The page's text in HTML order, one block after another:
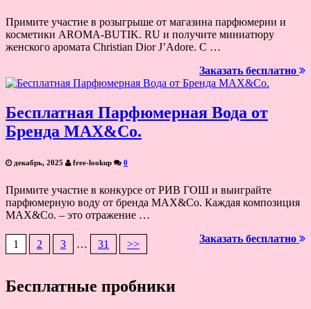
Примите участие в розыгрыше от магазина парфюмерии и
косметики AROMA-BUTIK. RU и получите миниатюру
женского аромата Christian Dior J’Adore. С …
Заказать бесплатно
Бесплатная Парфюмерная Вода от
Бренда MAX&Co.
декабрь, 2025 free-lookup 0
Примите участие в конкурсе от РИВ ГОШ и выиграйте
парфюмерную воду от бренда MAX&Co. Каждая композиция
MAX&Co. – это отражение …
Заказать бесплатно
по
1 2 3 … 31 >>
Бесплатные пробники